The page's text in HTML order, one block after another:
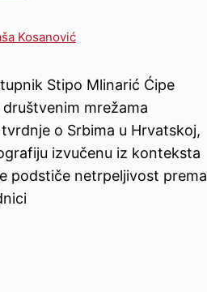
Kosanović
Stipo Mlinarić Ćipe
mrežama
o Srbima u Hrvatskoj,
izvučenu iz konteksta
podstiče netrpeljivost prema